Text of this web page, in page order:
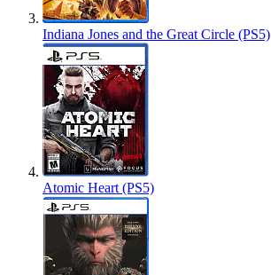
Indiana Jones and the Great Circle (PS5)
Atomic Heart (PS5)